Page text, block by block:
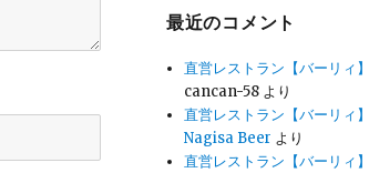
最近のコメント
直営レストラン【バーリィ
cancan-58 より
直営レストラン【バーリィ
Nagisa Beer より
直営レストラン【バーリィ